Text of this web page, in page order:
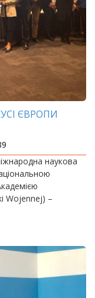
ЄВРОПИ
наукова
Wojennej) –